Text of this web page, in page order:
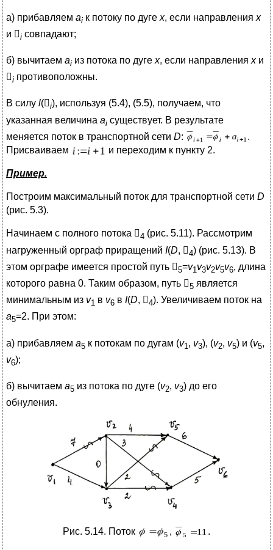
а) прибавляем ai к потоку по дуге х, если направления х
и i совпадают;
б) вычитаем ai из потока по дуге х, если направления хи
i противоположны.
В силу l(i), используя (5.4), (5.5), получаем, что
указанная величина ai существует. В результате
меняется поток в транспортной сети D:
.
Присваиваем
и переходим к пункту 2.
Пример.
Построим максимальный поток для транспортной сети D
(рис. 5.3).
Начинаем с полного потока 4 (рис. 5.11). Рассмотрим
нагруженный орграф приращений I(D, 4) (рис. 5.13). В
этом орграфе имеется простой путь 5=v1v3v2v5v6, длина
которого равна 0. Таким образом, путь 5 является
минимальным из v1 в v6 в I(D, 4). Увеличиваем поток на
а5=2. При этом:
а) прибавляем а5 к потокам по дугам (v1 , v3), (v2, v5) и (v5,
v6);
б) вычитаем а5 из потока по дуге (v2, v3) до его
обнуления.
Рис. 5.14. Поток , .